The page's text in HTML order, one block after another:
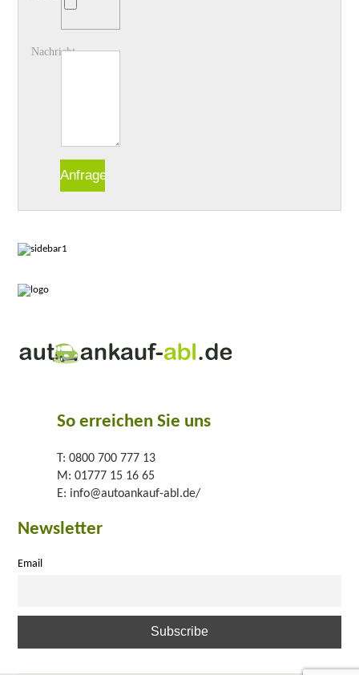
Nachricht
So erreichen Sie uns
T: 0800 700 777 13
M: 01777 15 16 65
E: info@autoankauf-abl.de/
Newsletter
Email